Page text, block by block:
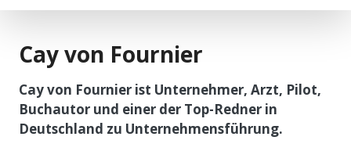
Cay von Fournier
Cay von Fournier ist Unternehmer, Arzt, Pilot,
Buchautor und einer der Top-Redner in
Deutschland zu Unternehmensführung.